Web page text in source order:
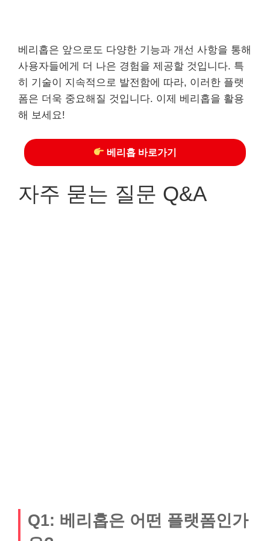
베리홉은 앞으로도 다양한 기능과 개선 사항을 통해
사용자들에게 더 나은 경험을 제공할 것입니다. 특
히 기술이 지속적으로 발전함에 따라, 이러한 플랫
폼은 더욱 중요해질 것입니다. 이제 베리홉을 활용
해 보세요!
베리홉 바로가기
자주 묻는 질문 Q&A
Q1: 베리홉은 어떤 플랫폼인가